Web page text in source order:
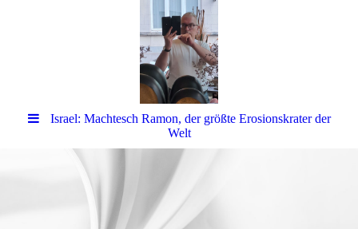
Israel: Machtesch Ramon, der größte Erosionskrater der
Welt